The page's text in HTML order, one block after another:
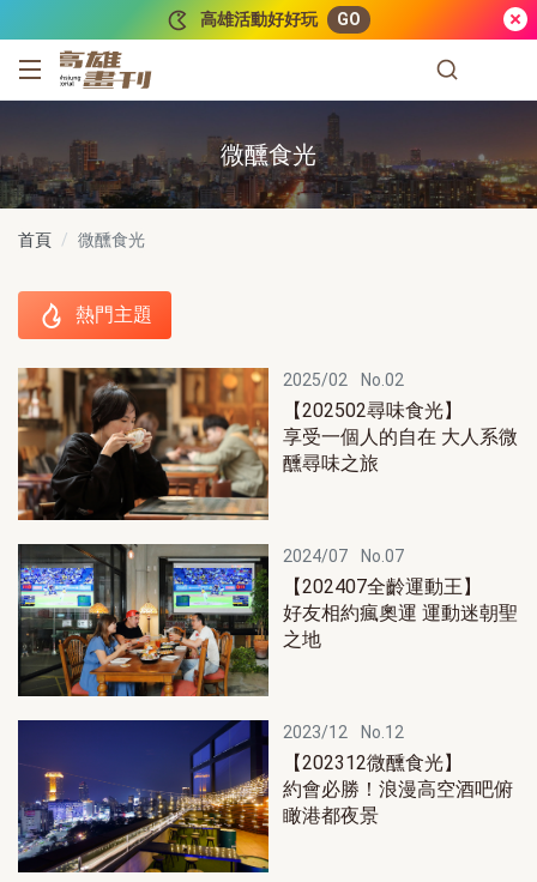
高雄活動好好玩 GO
高雄畫刊
微醺食光
首頁 微醺食光
熱門主題
2025/02 No.02
【202502尋味食光】
享受一個人的自在 大人系微
醺尋味之旅
2024/07 No.07
【202407全齡運動王】
好友相約瘋奧運 運動迷朝聖
之地
2023/12 No.12
【202312微醺食光】
約會必勝！浪漫高空酒吧俯
瞰港都夜景